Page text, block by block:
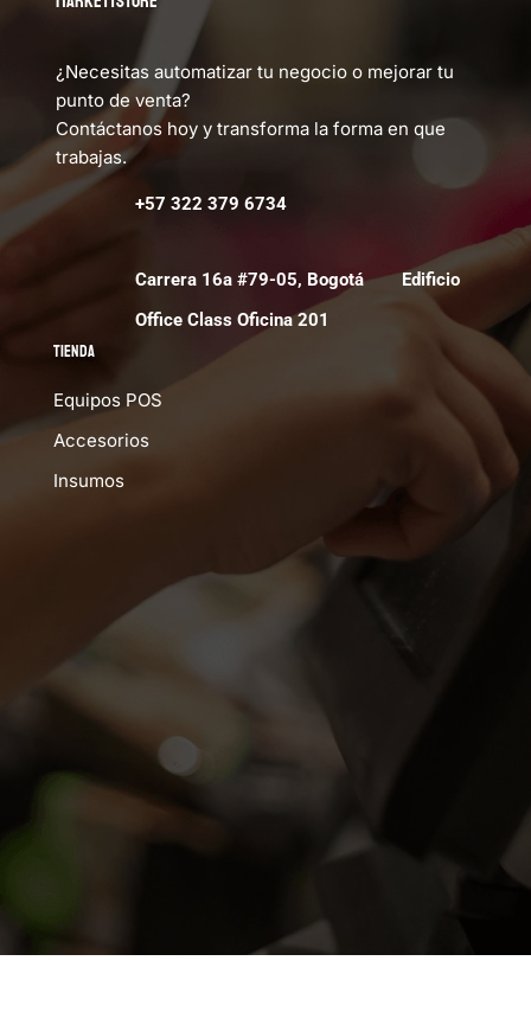
¿Necesitas automatizar tu negocio o mejorar tu
punto de venta?
Contáctanos hoy y transforma la forma en que
trabajas.
+57 322 379 6734
Carrera 16a #79-05, Bogotá Edificio
Office Class Oficina 201
Tienda
Equipos POS
Accesorios
Insumos